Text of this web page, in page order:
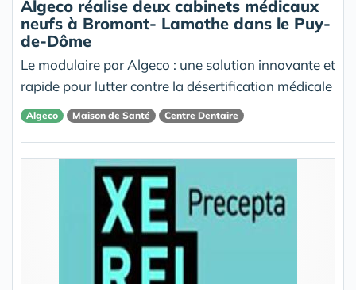
Algeco réalise deux cabinets médicaux
neufs à Bromont- Lamothe dans le Puy-
de-Dôme
Le modulaire par Algeco : une solution innovante et
rapide pour lutter contre la désertification médicale
Algeco Maison de Santé Centre Dentaire